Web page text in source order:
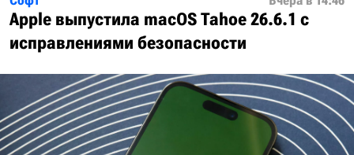
Apple выпустила macOS Tahoe 26.6.1 с
исправлениями безопасности